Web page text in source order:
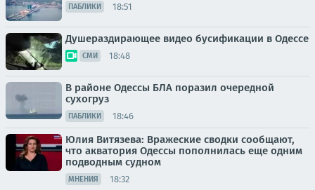
ПАБЛИКИ 18:51
Душераздирающее видео бусификации в Одессе
СМИ 18:48
В районе Одессы БЛА поразил очередной
сухогруз
ПАБЛИКИ 18:46
Юлия Витязева: Вражеские сводки сообщают,
что акватория Одессы пополнилась еще одним
подводным судном
МНЕНИЯ 18:32